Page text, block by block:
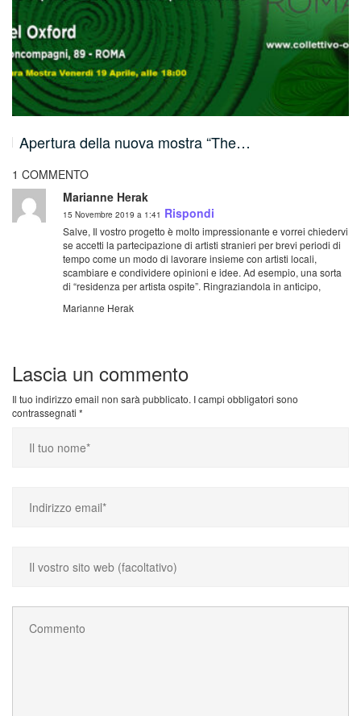
Apertura della nuova mostra “The…
1 COMMENTO
Marianne Herak
15 Novembre 2019 a 1:41 Rispondi
Salve, Il vostro progetto è molto impressionante e vorrei chiedervi
se accetti la partecipazione di artisti stranieri per brevi periodi di
tempo come un modo di lavorare insieme con artisti locali,
scambiare e condividere opinioni e idee. Ad esempio, una sorta
di “residenza per artista ospite”. Ringraziandola in anticipo,
Marianne Herak
Lascia un commento
Il tuo indirizzo email non sarà pubblicato. I campi obbligatori sono
contrassegnati *